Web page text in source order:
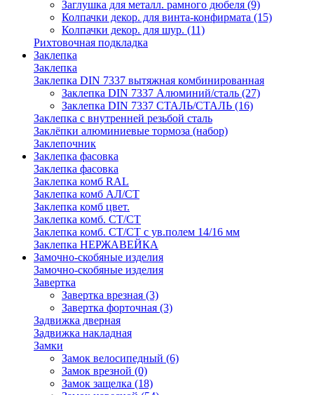
Заглушка для металл. рамного дюбеля (9)
Колпачки декор. для винта-конфирмата (15)
Колпачки декор. для шур. (11)
Рихтовочная подкладка
Заклепка
Заклепка
Заклепка DIN 7337 вытяжная комбинированная
Заклепка DIN 7337 Алюминий/сталь (27)
Заклепка DIN 7337 СТАЛЬ/СТАЛЬ (16)
Заклепка с внутренней резьбой сталь
Заклёпки алюминиевые тормоза (набор)
Заклепочник
Заклепка фасовка
Заклепка фасовка
Заклепка комб RAL
Заклепка комб АЛ/СТ
Заклепка комб цвет.
Заклепка комб. СТ/СТ
Заклепка комб. СТ/СТ с ув.полем 14/16 мм
Заклепка НЕРЖАВЕЙКА
Замочно-скобяные изделия
Замочно-скобяные изделия
Завертка
Завертка врезная (3)
Завертка форточная (3)
Задвижка дверная
Задвижка накладная
Замки
Замок велосипедный (6)
Замок врезной (0)
Замок защелка (18)